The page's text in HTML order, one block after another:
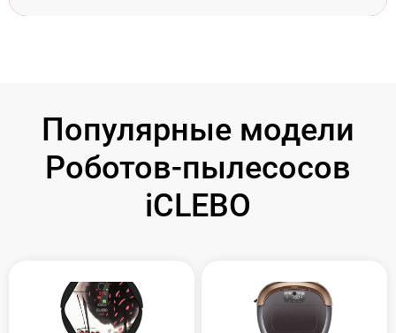
Популярные модели
Роботов-пылесосов
iCLEBO